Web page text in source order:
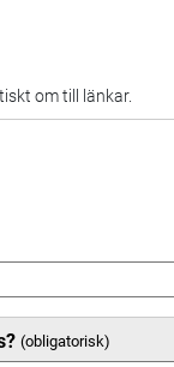
om till länkar.